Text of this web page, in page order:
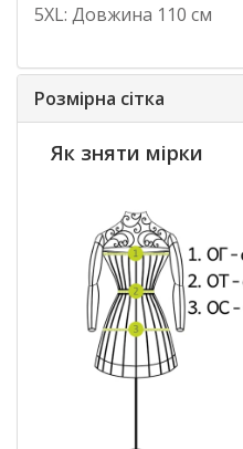
5XL: Довжина 110 см
Розмірна сітка
Як зняти мірки